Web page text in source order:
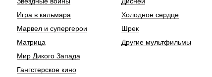
Игра в кальмара
Марвел и супергерои
Матрица
Мир Дикого Запада
Гангстерское кино
Холодное сердце
Шрек
Другие мультфильмы